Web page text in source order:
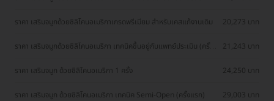
ราคา เสริมจมูกด้วยซิลิโคนอเมริกาเกรดพรีเมียม สำหรับเคสแก้งานเดิม 20,273 บาท
ราคา เสริมจมูกด้วยซิลิโคนอเมริกา เทคนิคขึ้นอยู่กับแพทย์ประเมิน (ครั้ง
21,243 บาท
ราคา เสริมจมูก ด้วยซิลิโคนอเมริกา 1 ครั้ง 24,250 บาท
ราคา เสริมจมูก ด้วยซิลิโคนอเมริกา เทคนิค Semi-Open (ครั้งแรก) 29,003 บาท